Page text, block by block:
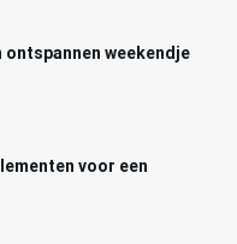
ontspannen weekendje
voor een